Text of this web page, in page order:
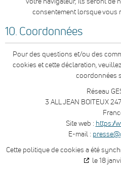
consentement lorsque vous
10. Coordonnées
Pour des questions et/ou des
cookies et cette déclaration,
coordonnées
Réseau
3 ALL JEAN BOITEUX
Site web : https://
E-mail :
Cette politique de cookies a été
le 18